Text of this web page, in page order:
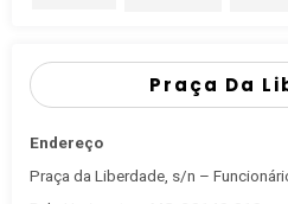
Praça Da
Endereço
Praça da Liberdade, s/n –